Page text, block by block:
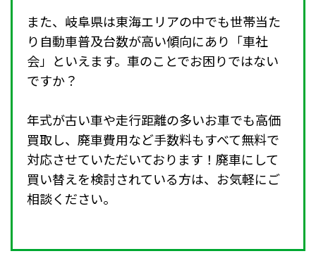
また、岐阜県は東海エリアの中でも世帯当た
り自動車普及台数が高い傾向にあり「車社
会」といえます。車のことでお困りではない
ですか？
年式が古い車や走行距離の多いお車でも高価
買取し、廃車費用など手数料もすべて無料で
対応させていただいております！廃車にして
買い替えを検討されている方は、お気軽にご
相談ください。